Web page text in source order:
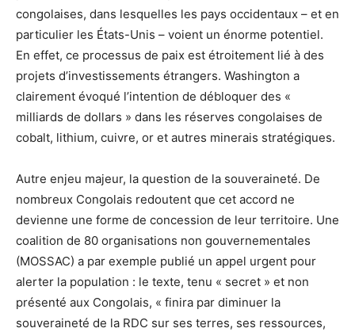
congolaises, dans lesquelles les pays occidentaux – et en
particulier les États-Unis – voient un énorme potentiel.
En effet, ce processus de paix est étroitement lié à des
projets d’investissements étrangers. Washington a
clairement évoqué l’intention de débloquer des «
milliards de dollars » dans les réserves congolaises de
cobalt, lithium, cuivre, or et autres minerais stratégiques.
Autre enjeu majeur, la question de la souveraineté. De
nombreux Congolais redoutent que cet accord ne
devienne une forme de concession de leur territoire. Une
coalition de 80 organisations non gouvernementales
(MOSSAC) a par exemple publié un appel urgent pour
alerter la population : le texte, tenu « secret » et non
présenté aux Congolais, « finira par diminuer la
souveraineté de la RDC sur ses terres, ses ressources,